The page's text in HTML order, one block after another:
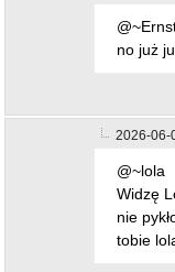
no już
2026-06-
@~lola
Widzę
nie
tobie